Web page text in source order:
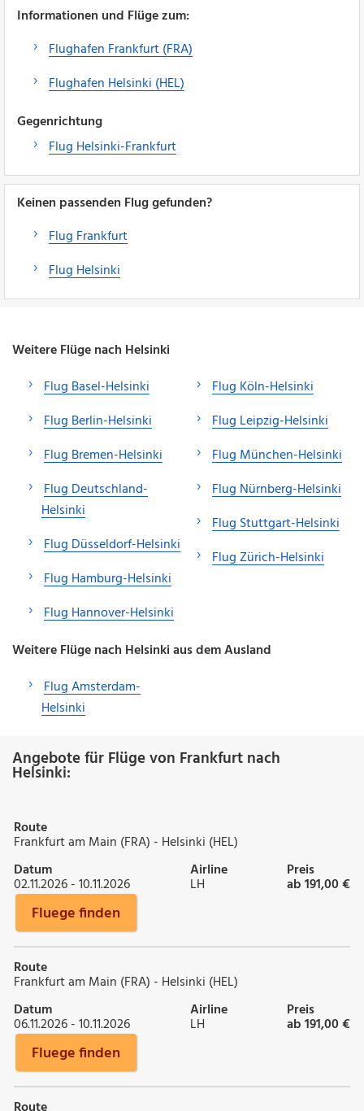
Informationen und Flüge zum:
Flughafen Frankfurt (FRA)
Flughafen Helsinki (HEL)
Gegenrichtung
Flug Helsinki-Frankfurt
Keinen passenden Flug gefunden?
Flug Frankfurt
Flug Helsinki
Weitere Flüge nach Helsinki
Flug Basel-Helsinki
Flug Berlin-Helsinki
Flug Bremen-Helsinki
Flug Deutschland-
Helsinki
Flug Düsseldorf-Helsinki
Flug Hamburg-Helsinki
Flug Hannover-Helsinki
Flug Köln-Helsinki
Flug Leipzig-Helsinki
Flug München-Helsinki
Flug Nürnberg-Helsinki
Flug Stuttgart-Helsinki
Flug Zürich-Helsinki
Weitere Flüge nach Helsinki aus dem Ausland
Flug Amsterdam-
Helsinki
Angebote für Flüge von Frankfurt nach
Helsinki:
Route
Frankfurt am Main (FRA) - Helsinki (HEL)
Datum
02.11.2026 - 10.11.2026
Airline
LH
Preis
ab 191,00 €
Fluege finden
Route
Frankfurt am Main (FRA) - Helsinki (HEL)
Datum
06.11.2026 - 10.11.2026
Airline
LH
Preis
ab 191,00 €
Fluege finden